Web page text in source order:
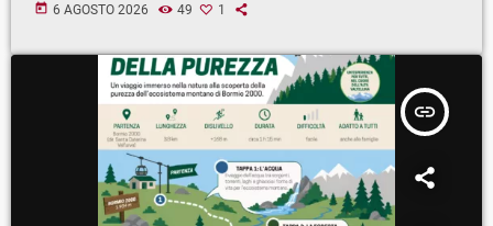
today 6 AGOSTO 2026 49 1
insert_link